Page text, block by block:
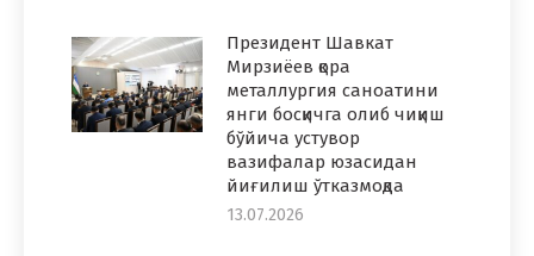
Президент Шавкат
Мирзиёев қора
металлургия саноатини
янги босқичга олиб чиқиш
бўйича устувор
вазифалар юзасидан
йиғилиш ўтказмоқда
13.07.2026